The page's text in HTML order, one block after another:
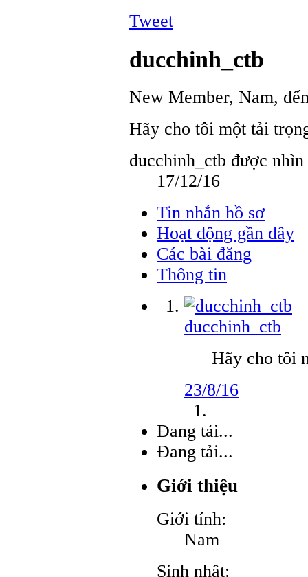
Tweet
ducchinh_ctb
New Member, Nam,
Hãy cho tôi một tải
ducchinh_ctb được
17/12/16
Tin nhắn hồ sơ
Hoạt động gần đây
Các bài đăng
Thông tin
ducchinh_ctb
Hãy cho tôi
23/8/16
Đang tải...
Đang tải...
Giới thiệu
Giới tính:
Nam
Sinh nhật: